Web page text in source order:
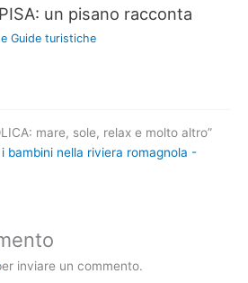
un pisano racconta
Guide turistiche
mare, sole, relax e molto altro”
bambini nella riviera romagnola -
inviare un commento.